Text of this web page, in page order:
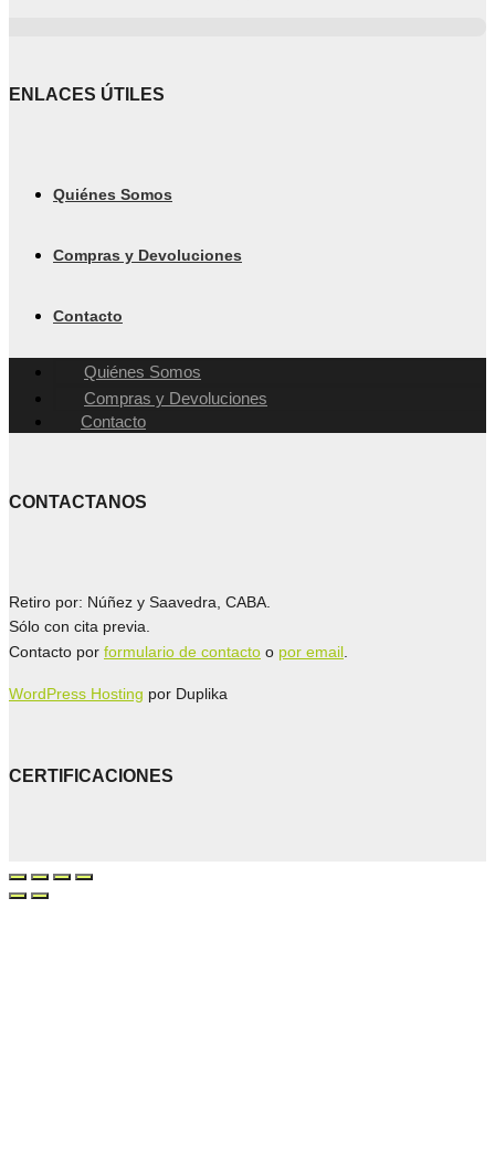
ENLACES ÚTILES
Quiénes Somos
Compras y Devoluciones
Contacto
Quiénes Somos
Compras y Devoluciones
Contacto
CONTACTANOS
Retiro por: Núñez y Saavedra, CABA.
Sólo con cita previa.
Contacto por formulario de contacto o por email.
WordPress Hosting por Duplika
CERTIFICACIONES